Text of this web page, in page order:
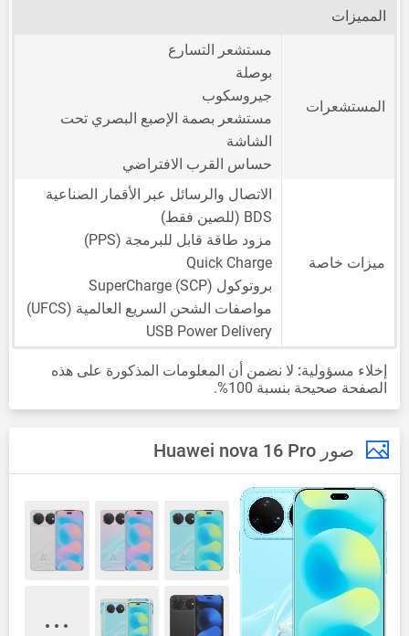
المميزات
المستشعرات
مستشعر التسارع
بوصلة
جيروسكوب
مستشعر بصمة الإصبع البصري تحت
الشاشة
حساس القرب الافتراضي
ميزات خاصة
الاتصال والرسائل عبر الأقمار الصناعية
BDS (للصين فقط)
مزود طاقة قابل للبرمجة (PPS)
Quick Charge
بروتوكول SuperCharge (SCP)
مواصفات الشحن السريع العالمية (UFCS)
USB Power Delivery
إخلاء مسؤولية: لا نضمن أن المعلومات المذكورة على هذه
الصفحة صحيحة بنسبة 100%.
صور Huawei nova 16 Pro